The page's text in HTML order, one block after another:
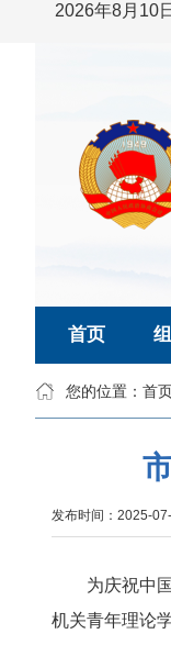
2026年8月10
首页
您的位置： 首
发布时间：2025-
为庆祝中
机关青年理论